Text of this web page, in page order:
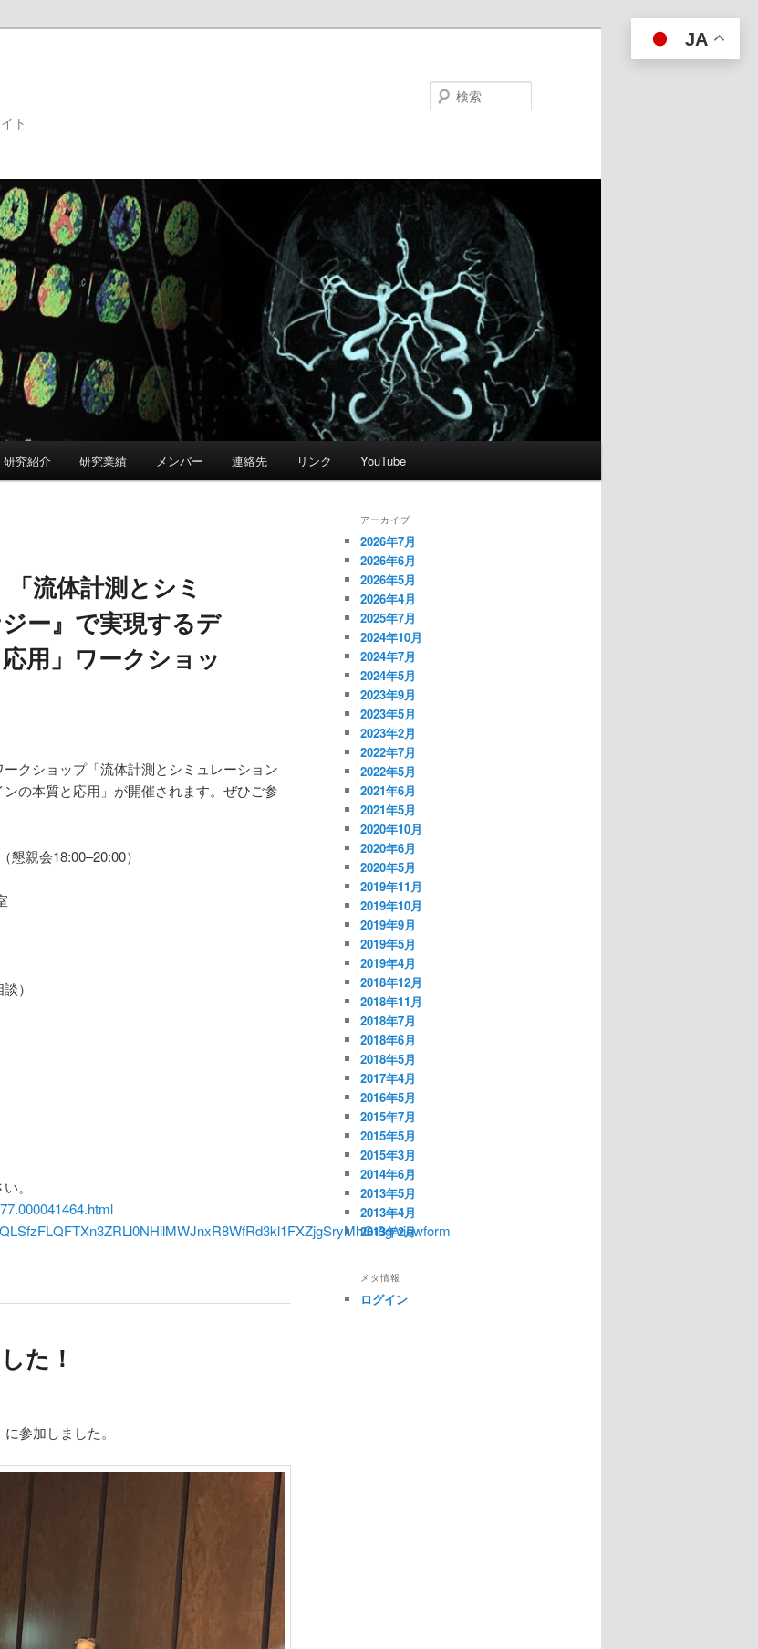
ト
研究紹介 研究業績 メンバー 連絡先 リンク YouTube
流体計測とシミ
ー』で実現するデ
用」ワークショッ
クショップ「流体計測とシミュレーション
の本質と応用」が開催されます。ぜひご参
懇親会18:00–20:00）
）
。
viewform
た！
に参加しました。
アーカイブ
2026年7月
2026年6月
2026年5月
2026年4月
2025年7月
2024年10月
2024年7月
2024年5月
2023年9月
2023年5月
2023年2月
2022年7月
2022年5月
2021年6月
2021年5月
2020年10月
2020年6月
2020年5月
2019年11月
2019年10月
2019年9月
2019年5月
2019年4月
2018年12月
2018年11月
2018年7月
2018年6月
2018年5月
2017年4月
2016年5月
2015年7月
2015年5月
2015年3月
2014年6月
2013年5月
2013年4月
2013年2月
メタ情報
ログイン
JA